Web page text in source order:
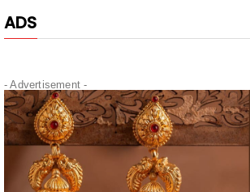
- Advertisement -